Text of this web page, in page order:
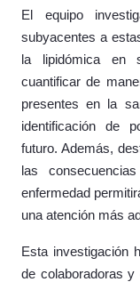
El equipo
subyacentes a
la lipidómica en
cuantificar de
presentes en la
identificación de
futuro. Además,
las
enfermedad
una atención más
Esta investigación
de colaboradoras